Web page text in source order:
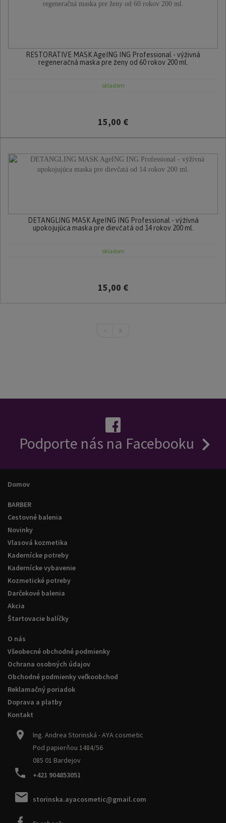
RESTORATIVE MASK AgeING ING Professional - výživná
regeneračná maska pre ženy od 60 rokov 200 ml.
skladom
15,00 €
DETANGLING MASK AgeING ING Professional - výživná
upokojujúca maska pre dievčatá od 14 rokov 200 ml.
skladom
15,00 €
Podporte nás na Facebooku
Domov
BARBER
Cestovné balenia
Novinky
Vlasová kozmetika
Kadernícke potreby
Kadernícke vybavenie
Kozmetické potreby
Darčekové balenia
Akcia
Štartovacie balíčky
O nás
Všeobecné obchodné podmienky
Ochrana osobných údajov
Obchodné podmienky veľkoobchod
Reklamačný poriadok
Doprava a platby
Kontakt
Ing. Andrea Storinská - AYA cosmetic
Pod papierňou 1484/56
085 01 Bardejov
+421 904853051
storinska.ayacosmetic@gmail.com